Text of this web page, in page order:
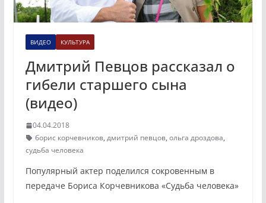
ВИДЕО КУЛЬТУРА
Дмитрий Певцов рассказал о
гибели старшего сына
(видео)
04.04.2018
борис корчевников, дмитрий певцов, ольга дроздова,
судьба человека
Популярный актер поделился сокровенным в
передаче Бориса Корчевникова «Судьба человека»